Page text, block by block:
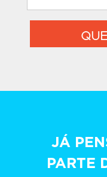
JÁ
PARTE